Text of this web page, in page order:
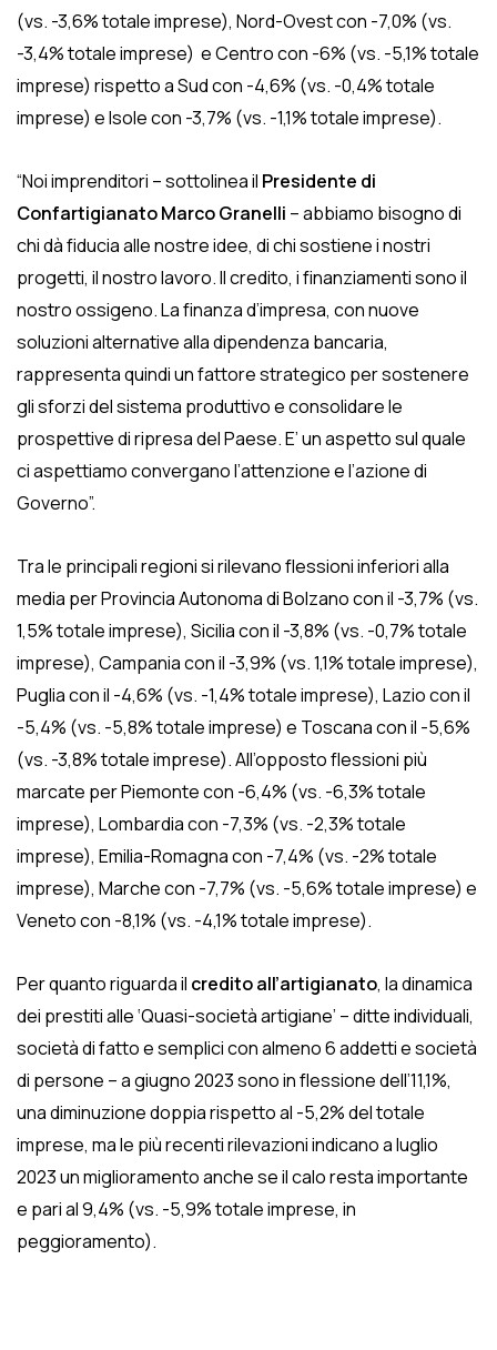
(vs. -3,6% totale imprese), Nord-Ovest con -7,0% (vs.
-3,4% totale imprese) e Centro con -6% (vs. -5,1% totale
imprese) rispetto a Sud con -4,6% (vs. -0,4% totale
imprese) e Isole con -3,7% (vs. -1,1% totale imprese).
“Noi imprenditori – sottolinea il Presidente di
Confartigianato Marco Granelli – abbiamo bisogno di
chi dà fiducia alle nostre idee, di chi sostiene i nostri
progetti, il nostro lavoro. Il credito, i finanziamenti sono il
nostro ossigeno. La finanza d’impresa, con nuove
soluzioni alternative alla dipendenza bancaria,
rappresenta quindi un fattore strategico per sostenere
gli sforzi del sistema produttivo e consolidare le
prospettive di ripresa del Paese. E’ un aspetto sul quale
ci aspettiamo convergano l’attenzione e l’azione di
Governo”.
Tra le principali regioni si rilevano flessioni inferiori alla
media per Provincia Autonoma di Bolzano con il -3,7% (vs.
1,5% totale imprese), Sicilia con il -3,8% (vs. -0,7% totale
imprese), Campania con il -3,9% (vs. 1,1% totale imprese),
Puglia con il -4,6% (vs. -1,4% totale imprese), Lazio con il
-5,4% (vs. -5,8% totale imprese) e Toscana con il -5,6%
(vs. -3,8% totale imprese). All’opposto flessioni più
marcate per Piemonte con -6,4% (vs. -6,3% totale
imprese), Lombardia con -7,3% (vs. -2,3% totale
imprese), Emilia-Romagna con -7,4% (vs. -2% totale
imprese), Marche con -7,7% (vs. -5,6% totale imprese) e
Veneto con -8,1% (vs. -4,1% totale imprese).
Per quanto riguarda il credito all’artigianato, la dinamica
dei prestiti alle ‘Quasi-società artigiane’ – ditte individuali,
società di fatto e semplici con almeno 6 addetti e società
di persone – a giugno 2023 sono in flessione dell’11,1%,
una diminuzione doppia rispetto al -5,2% del totale
imprese, ma le più recenti rilevazioni indicano a luglio
2023 un miglioramento anche se il calo resta importante
e pari al 9,4% (vs. -5,9% totale imprese, in
peggioramento).